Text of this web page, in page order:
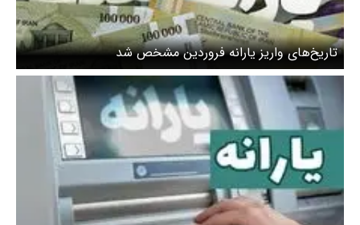
تاریخ‌های واریز یارانه فروردین مشخص شد